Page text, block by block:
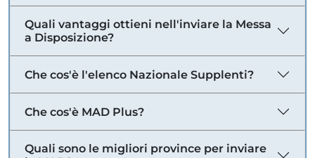
Quali vantaggi ottieni nell'inviare la Messa
a Disposizione?
Che cos'è l'elenco Nazionale Supplenti?
Che cos'è MAD Plus?
Quali sono le migliori province per inviare